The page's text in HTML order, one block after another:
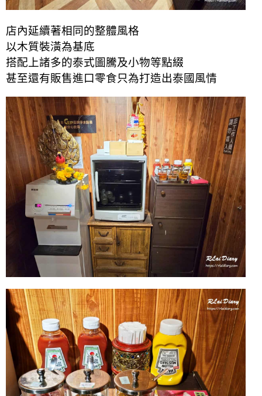
店內延續著相同的整體風格
以木質裝潢為基底
搭配上諸多的泰式圖騰及小物等點綴
甚至還有販售進口零食只為打造出泰國風情